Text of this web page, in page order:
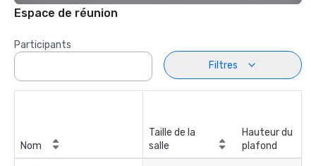
Espace de réunion
Participants
Filtres
Nom
Taille de la
salle
Hauteur du
plafond